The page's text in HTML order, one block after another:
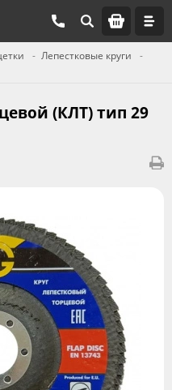
Лепестковые круги
(КЛТ) тип 29